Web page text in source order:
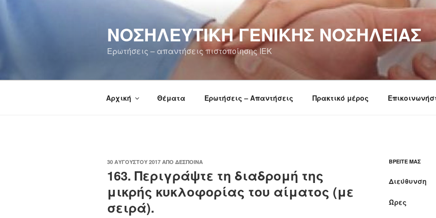
ΝΟΣΗΛΕΥΤΙΚΉ ΓΕΝΙΚΉΣ ΝΟΣΗΛΕΊΑΣ
Ερωτήσεις – απαντήσεις πιστοποίησης ΙΕΚ
Αρχική Θέματα Ερωτήσεις – Απαντήσεις Πρακτικό μέρος
ΔΗΜΟΣΙΕΎΤΗΚΕ
30 ΑΥΓΟΎΣΤΟΥ 2017 ΑΠΌ ΔΈΣΠΟΙΝΑ
163. Περιγράψτε τη διαδρομή της
μικρής κυκλοφορίας του αίματος (με
σειρά).
ΒΡΕΊΤΕ ΜΑΣ
Διεύθυνση
Ώρες